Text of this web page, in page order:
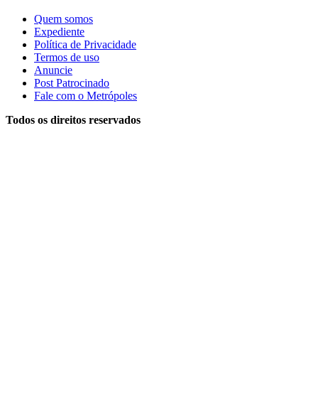
Quem somos
Expediente
Política de Privacidade
Termos de uso
Anuncie
Post Patrocinado
Fale com o Metrópoles
Todos os direitos reservados